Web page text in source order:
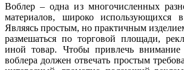
Воблер – одна из многочисленных
материалов, широко использующихся
Являясь простым, но практичным
размешаться по торговой площади,
иной товар. Чтобы привлечь внимание
воблера должен отвечать простым